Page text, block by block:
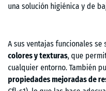
una solución higiénica y de
A sus ventajas funcionales se
colores y texturas, que
cualquier entorno. También
propiedades mejoradas de